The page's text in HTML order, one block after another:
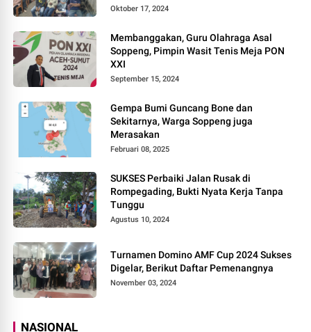
Oktober 17, 2024
Membanggakan, Guru Olahraga Asal
Soppeng, Pimpin Wasit Tenis Meja PON
XXI
September 15, 2024
Gempa Bumi Guncang Bone dan
Sekitarnya, Warga Soppeng juga
Merasakan
Februari 08, 2025
SUKSES Perbaiki Jalan Rusak di
Rompegading, Bukti Nyata Kerja Tanpa
Tunggu
Agustus 10, 2024
Turnamen Domino AMF Cup 2024 Sukses
Digelar, Berikut Daftar Pemenangnya
November 03, 2024
NASIONAL